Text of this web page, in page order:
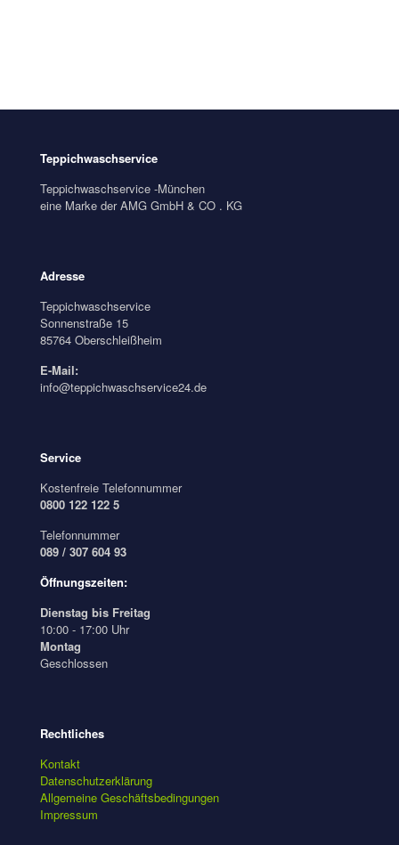
Teppichwaschservice
Teppichwaschservice -München
eine Marke der AMG GmbH & CO . KG
Adresse
Teppichwaschservice
Sonnenstraße 15
85764 Oberschleißheim
E-Mail:
info@teppichwaschservice24.de
Service
Kostenfreie Telefonnummer
0800 122 122 5
Telefonnummer
089 / 307 604 93
Öffnungszeiten:
Dienstag bis Freitag
10:00 - 17:00 Uhr
Montag
Geschlossen
Rechtliches
Kontakt
Datenschutzerklärung
Allgemeine Geschäftsbedingungen
Impressum